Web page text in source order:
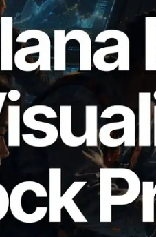
ปิดตัว Solana Block
าการผลิตบล็อก
ตอร์ที่รับผิดชอบ